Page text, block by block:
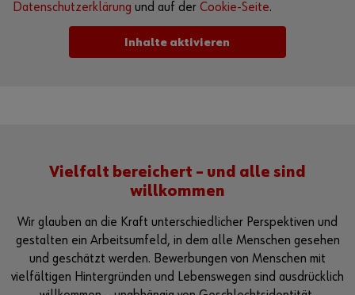
Datenschutzerklärung und auf der Cookie-Seite.
Inhalte aktivieren
Vielfalt bereichert – und alle sind
willkommen
Wir glauben an die Kraft unterschiedlicher Perspektiven und
gestalten ein Arbeitsumfeld, in dem alle Menschen gesehen
und geschätzt werden. Bewerbungen von Menschen mit
vielfältigen Hintergründen und Lebenswegen sind ausdrücklich